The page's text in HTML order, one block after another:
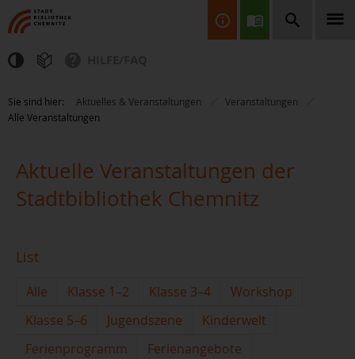
Finden Sie Informationen, Bücher, CDs & DVDs, Spiele, BluRays,
Zeitschriften und vieles mehr...
Sie sind hier: Aktuelles & Veranstaltungen
Veranstaltungen
Alle Veranstaltungen
Aktuelle Veranstaltungen der
Stadtbibliothek Chemnitz
List
Alle Klasse 1–2 Klasse 3–4
Workshop
Klasse 5–6
Jugendszene
Kinderwelt
Ferienprogramm
Ferienangebote